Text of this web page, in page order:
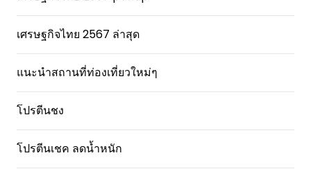
เศรษฐกิจไทย 2567 ล่าสุด
แนะนำสถานที่ท่องเที่ยวใหม่ๆ
โปรตีนชง
โปรตีนเชค ลดน้ำหนัก